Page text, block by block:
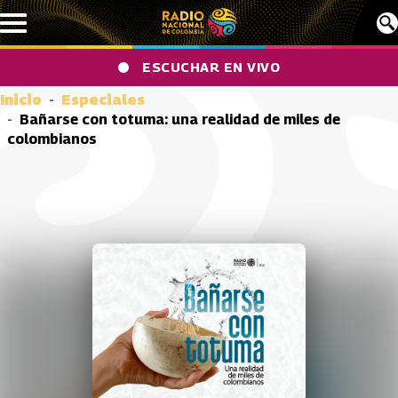
Pasar al contenido principal
ESCUCHAR EN VIVO
Inicio
Especiales
Bañarse con totuma: una realidad de miles de
colombianos